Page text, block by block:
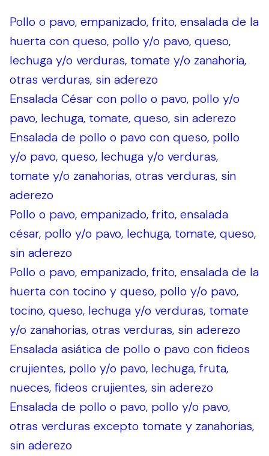
Pollo o pavo, empanizado, frito, ensalada de la
huerta con queso, pollo y/o pavo, queso,
lechuga y/o verduras, tomate y/o zanahoria,
otras verduras, sin aderezo
Ensalada César con pollo o pavo, pollo y/o
pavo, lechuga, tomate, queso, sin aderezo
Ensalada de pollo o pavo con queso, pollo
y/o pavo, queso, lechuga y/o verduras,
tomate y/o zanahorias, otras verduras, sin
aderezo
Pollo o pavo, empanizado, frito, ensalada
césar, pollo y/o pavo, lechuga, tomate, queso,
sin aderezo
Pollo o pavo, empanizado, frito, ensalada de la
huerta con tocino y queso, pollo y/o pavo,
tocino, queso, lechuga y/o verduras, tomate
y/o zanahorias, otras verduras, sin aderezo
Ensalada asiática de pollo o pavo con fideos
crujientes, pollo y/o pavo, lechuga, fruta,
nueces, fideos crujientes, sin aderezo
Ensalada de pollo o pavo, pollo y/o pavo,
otras verduras excepto tomate y zanahorias,
sin aderezo